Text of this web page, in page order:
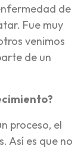
de
Fue muy
venimos
de un
proceso, el
Así es que no